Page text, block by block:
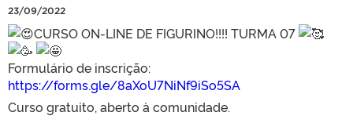
23/09/2022
CURSO ON-LINE DE FIGURINO!!!! TURMA 07
Formulário de inscrição:
https://forms.gle/8aXoU7NiNf9iSo5SA
Curso gratuito, aberto à comunidade.